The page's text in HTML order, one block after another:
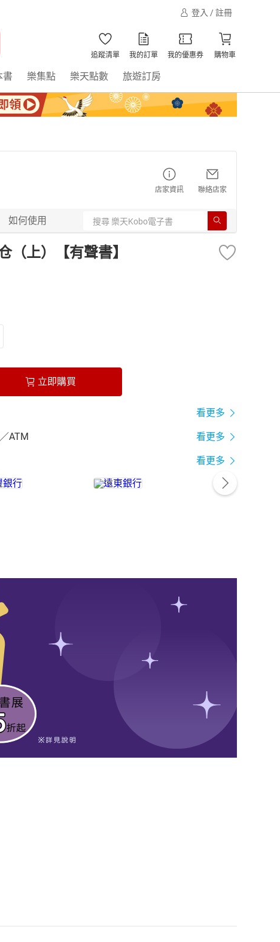
登入 / 註冊
追蹤清單 我的訂單 我的優惠券 購物車
書 樂集點 樂天點數 旅遊訂房
店家資訊 聯絡店家
如何使用
（上）【有聲書】
立即購買
看更多
ATM 看更多
看更多